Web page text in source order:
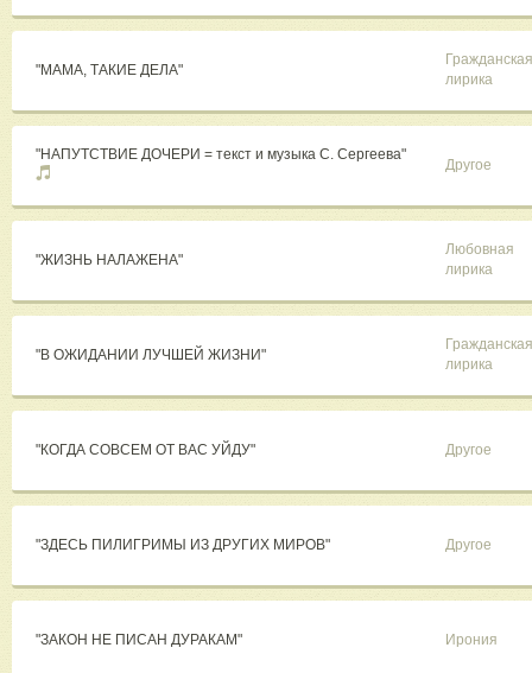
"МАМА, ТАКИЕ ДЕЛА"
Гражданская
лирика
"НАПУТСТВИЕ ДОЧЕРИ = текст и музыка С. Сергеева"
Другое
"ЖИЗНЬ НАЛАЖЕНА"
Любовная
лирика
"В ОЖИДАНИИ ЛУЧШЕЙ ЖИЗНИ"
Гражданская
лирика
"КОГДА СОВСЕМ ОТ ВАС УЙДУ" Другое
"ЗДЕСЬ ПИЛИГРИМЫ ИЗ ДРУГИХ МИРОВ" Другое
"ЗАКОН НЕ ПИСАН ДУРАКАМ" Ирония